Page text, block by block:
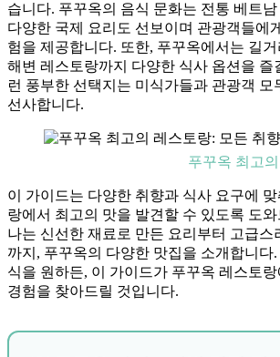
습니다. 푸꾸옥의 음식 문화는 전통 베트
다양한 국제 요리도 선보이며 관광객들에
험을 제공합니다. 또한, 푸꾸옥에서는 길
해변 레스토랑까지 다양한 식사 옵션을 즐
런 풍부한 선택지는 미식가들과 관광객 모
선사합니다.
푸꾸옥 최고
이 가이드는 다양한 취향과 식사 요구에
랑에서 최고의 맛을 발견할 수 있도록 도
나는 신선한 재료로 만든 요리부터 고급스
까지, 푸꾸옥의 다양한 맛집을 소개합니다
식을 원하든, 이 가이드가 푸꾸옥 레스토
경험을 찾아드릴 것입니다.